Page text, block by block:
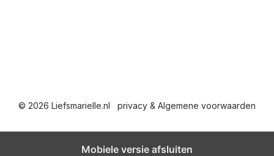
© 2026 Liefsmarielle.nl privacy & Algemene voorwaarden
Mobiele versie afsluiten